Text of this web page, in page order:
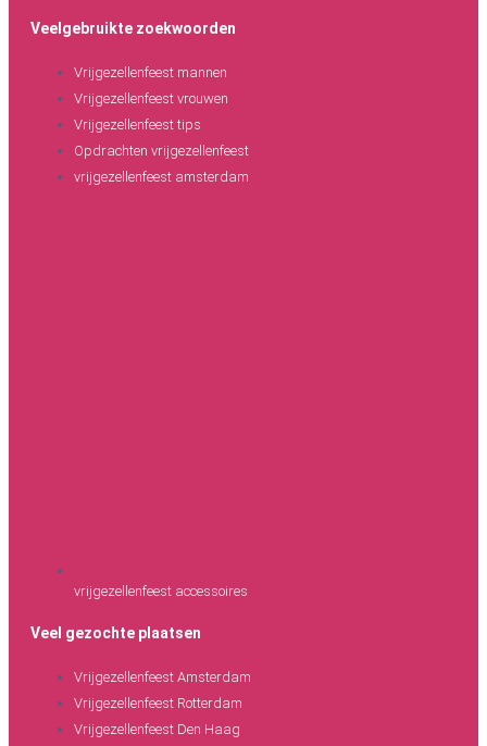
Veelgebruikte zoekwoorden
Vrijgezellenfeest mannen
Vrijgezellenfeest vrouwen
Vrijgezellenfeest tips
Opdrachten vrijgezellenfeest
vrijgezellenfeest amsterdam
vrijgezellenfeest accessoires
Veel gezochte plaatsen
Vrijgezellenfeest Amsterdam
Vrijgezellenfeest Rotterdam
Vrijgezellenfeest Den Haag